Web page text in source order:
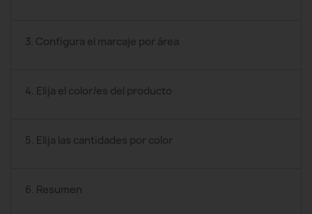
3. Configura el marcaje por área
4. Elija el color/es del producto
5. Elija las cantidades por color
6. Resumen